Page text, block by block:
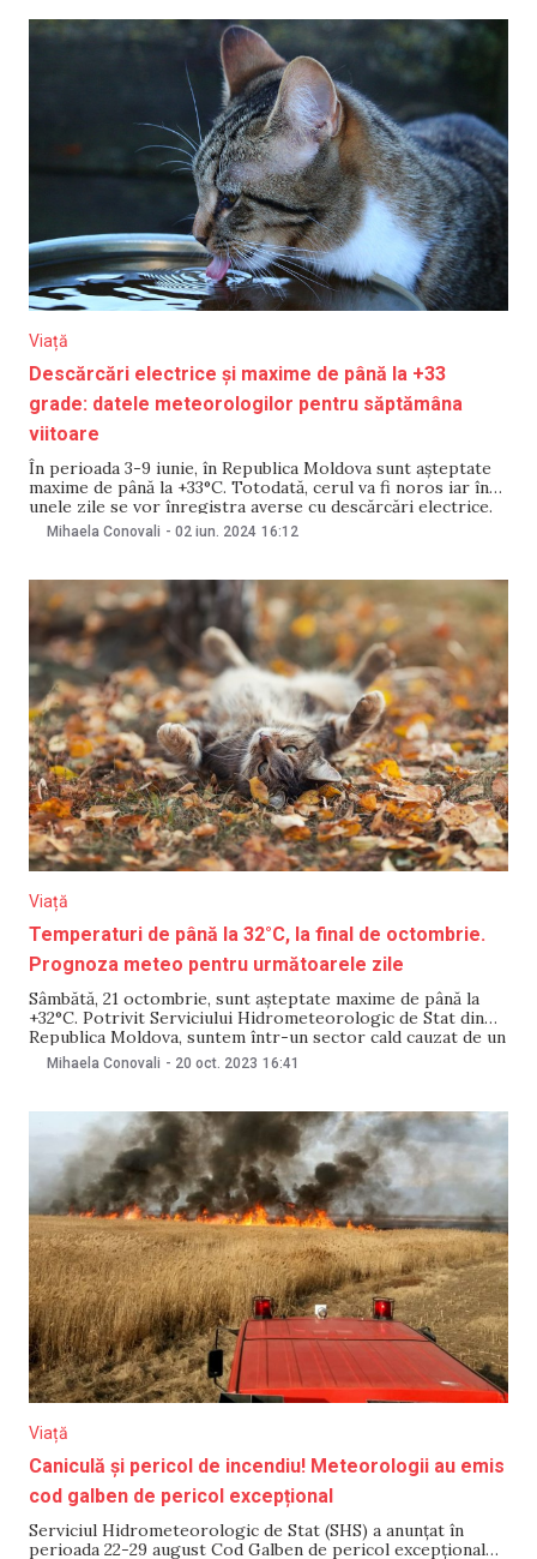
Viață
Descărcări electrice și maxime de până la +33
grade: datele meteorologilor pentru săptămâna
viitoare
În perioada 3-9 iunie, în Republica Moldova sunt așteptate
maxime de până la +33°C. Totodată, cerul va fi noros iar în
unele zile se vor înregistra averse cu descărcări electrice.
Datele se regăsesc pe platforma Serviciului
Mihaela Conovali - 02 iun. 2024 16:12
Viață
Temperaturi de până la 32°C, la final de octombrie.
Prognoza meteo pentru următoarele zile
Sâmbătă, 21 octombrie, sunt așteptate maxime de până la
+32°C. Potrivit Serviciului Hidrometeorologic de Stat din
Republica Moldova, suntem într-un sector cald cauzat de un
ciclon. Luni, 23 octombrie, maximele vor scădea până la
+19°C și +24°C. Totuși, Serviciul a precizat că valorile
Hidrometeorologic
Mihaela Conovali - 20 oct. 2023 16:41
Viață
Caniculă și pericol de incendiu! Meteorologii au emis
cod galben de pericol excepțional
Serviciul Hidrometeorologic de Stat (SHS) a anunţat în
perioada 22-29 august Cod Galben de pericol excepţional